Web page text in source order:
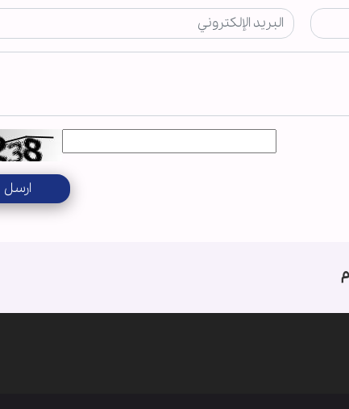
ارسل